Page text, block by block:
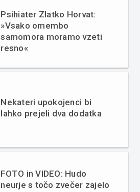
Psihiater Zlatko Horvat:
»Vsako omembo
samomora moramo vzeti
resno«
Nekateri upokojenci bi
lahko prejeli dva dodatka
FOTO in VIDEO: Hudo
neurje s točo zvečer zajelo